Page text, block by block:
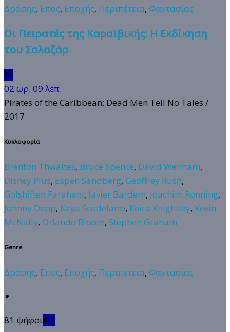
Δράσης, Έπος, Εποχής, Περιπέτεια, Φαντασίας
Οι Πειρατές της Καραϊβικής: Η Εκδίκηση
του Σαλαζάρ
🆗
02 ωρ. 09 λεπ.
Pirates of the Caribbean: Dead Men Tell No Tales /
2017
Κυκλοφορία
Brenton Thwaites, Bruce Spence, David Wenham,
Disney Plus, Espen Sandberg, Geoffrey Rush,
Golshifteh Farahani, Javier Bardem, Joachim Ronning,
Johnny Depp, Kaya Scodelario, Keira Knightley, Kevin
McNally, Orlando Bloom, Stephen Graham
Genre
Δράσης, Έπος, Εποχής, Περιπέτεια, Φαντασίας
81 ψήφοι4.7